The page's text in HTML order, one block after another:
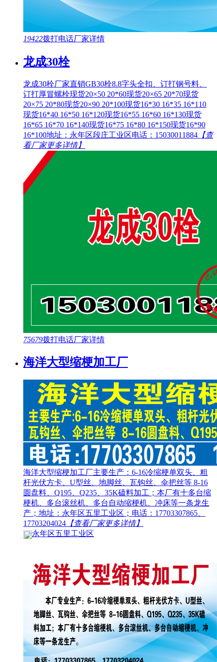
19422拨打电话厂家详情
龙成30栓
龙成30栓厂家直销GB30栓8.8字头全扣、订打钢号料、
订打厚冒螺栓现货20×50 20*60现货20×65 20*70现货
20×75 20*80现货20×90 20*100现货16*30 16*35 16*110
现货16*40 16*50 16*120现货16*55 16*60 16*130现货
16*65 16*70 16*140现货16*75 16*80 16*150现货16*90
16*100地址：永年区段庄工业区电话：15030011884 【查
看厂家更多详情】
75679拨打电话厂家详情
海洋大型缩梗加工厂
海洋大型缩梗加工厂主要生产：6-16冷缩梗单双头、粗
杆光伏方卡、U型丝、地脚丝、瓦钩丝、伞把丝等 8-16
圆盘料、Q195、Q235、35K磕料加工；本厂有十多台缩
梗机、多台滚丝机、多台自动缩梗机、冲床等一条龙生
产；地址：永年区五里工业区；电话：17703307865、
17703204024 【查看厂家更多详情】
永年区五里工业区